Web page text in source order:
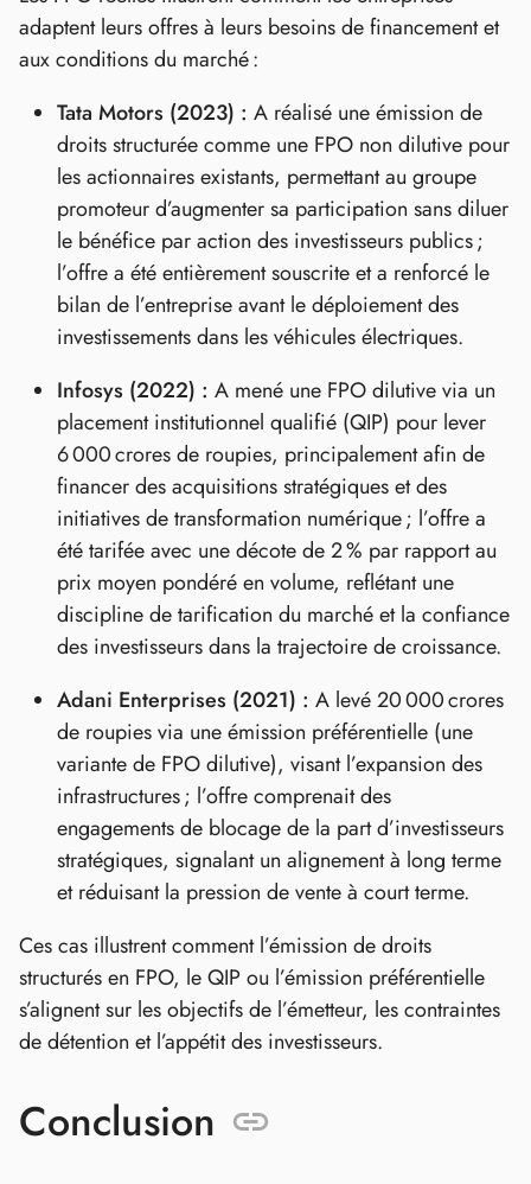
adaptent leurs offres à leurs besoins de financement et
aux conditions du marché :
Tata Motors (2023) : A réalisé une émission de
droits structurée comme une FPO non dilutive pour
les actionnaires existants, permettant au groupe
promoteur d’augmenter sa participation sans diluer
le bénéfice par action des investisseurs publics ;
l’offre a été entièrement souscrite et a renforcé le
bilan de l’entreprise avant le déploiement des
investissements dans les véhicules électriques.
Infosys (2022) : A mené une FPO dilutive via un
placement institutionnel qualifié (QIP) pour lever
6 000 crores de roupies, principalement afin de
financer des acquisitions stratégiques et des
initiatives de transformation numérique ; l’offre a
été tarifée avec une décote de 2 % par rapport au
prix moyen pondéré en volume, reflétant une
discipline de tarification du marché et la confiance
des investisseurs dans la trajectoire de croissance.
Adani Enterprises (2021) : A levé 20 000 crores
de roupies via une émission préférentielle (une
variante de FPO dilutive), visant l’expansion des
infrastructures ; l’offre comprenait des
engagements de blocage de la part d’investisseurs
stratégiques, signalant un alignement à long terme
et réduisant la pression de vente à court terme.
Ces cas illustrent comment l’émission de droits
structurés en FPO, le QIP ou l’émission préférentielle
s’alignent sur les objectifs de l’émetteur, les contraintes
de détention et l’appétit des investisseurs.
Conclusion